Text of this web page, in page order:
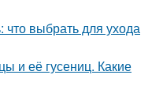
что выбрать для ухода
и её гусениц. Какие